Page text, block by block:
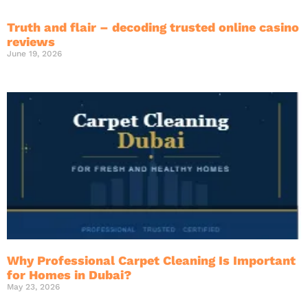
Truth and flair – decoding trusted online casino
reviews
June 19, 2026
Why Professional Carpet Cleaning Is Important
for Homes in Dubai?
May 23, 2026